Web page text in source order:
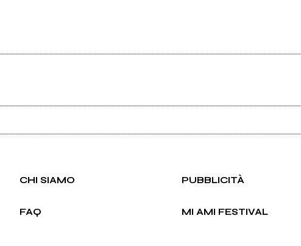
CHI SIAMO PUBBLICITÀ
FAQ MI AMI FESTIVAL